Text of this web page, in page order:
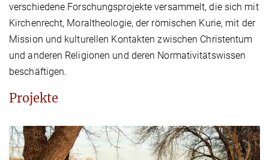
verschiedene Forschungsprojekte versammelt, die sich mit
Kirchenrecht, Moraltheologie, der römischen Kurie, mit der
Mission und kulturellen Kontakten zwischen Christentum
und anderen Religionen und deren Normativitätswissen
beschäftigen.
Projekte